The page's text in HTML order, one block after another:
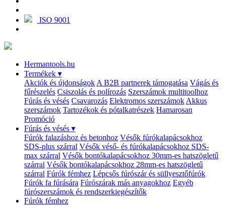
ISO 9001
Hermantools.hu
Termékek ▾
Akciók és újdonságok A B2B partnerek támogatása Vágás és
fűrészelés Csiszolás és polírozás Szerszámok multitoolhoz
Fúrás és vésés Csavarozás Elektromos szerszámok Akkus
szerszámok Tartozékok és pótalkatrészek Hamarosan
Promóció
Fúrás és vésés ▾
Fúrók falazáshoz és betonhoz Vésők fúrókalapácsokhoz
SDS-plus szárral Vésők véső- és fúrókalapácsokhoz SDS-
max szárral Vésők bontókalapácsokhoz 30mm-es hatszögletű
szárral Vésők bontókalapácsokhoz 28mm-es hatszögletű
szárral Fúrók fémhez Lépcsős fúrószár és süllyesztőfúrók
Fúrók fa fúrására Fúrószárak más anyagokhoz Egyéb
fúrószerszámok és rendszerkiegészítők
Fúrók fémhez